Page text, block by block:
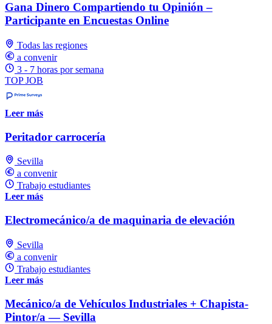
Gana Dinero Compartiendo tu Opinión –
Participante en Encuestas Online
Todas las regiones
a convenir
3 - 7 horas por semana
TOP JOB
Leer más
Peritador carrocería
Sevilla
a convenir
Trabajo estudiantes
Leer más
Electromecánico/a de maquinaria de elevación
Sevilla
a convenir
Trabajo estudiantes
Leer más
Mecánico/a de Vehículos Industriales + Chapista-
Pintor/a — Sevilla